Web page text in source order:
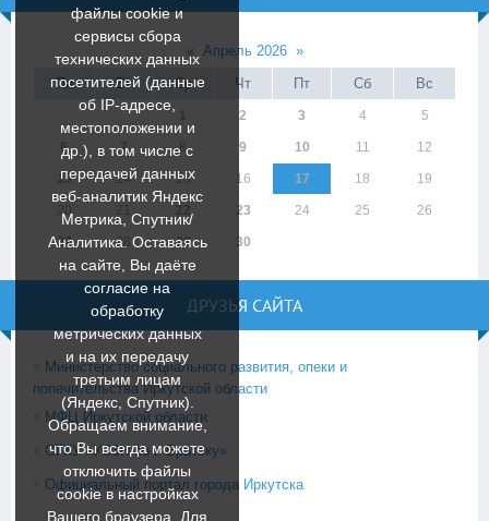
« Апрель 2026 »
Пн
Вт Ср Чт Пт Сб Вс
2 3 4 5
6 7 8 9 10 11 12
13 14 15 16 17 18 19
20 23 24 25 26
27 28 29 30
ДРУЗЬЯ САЙТА
Министерство социального развития, опеки и
попечительства Иркутской области
МФЦ Иркутской области
ОГКУ «УСЗН по г. Братску»
Официальный портал города Иркутска
файлы cookie и
сервисы сбора
технических данных
посетителей (данные
об IP-адресе,
местоположении и
др.), в том числе с
передачей данных
веб-аналитик Яндекс
Метрика, Спутник/
Аналитика. Оставаясь
на сайте, Вы даёте
согласие на
обработку
метрических данных
и на их передачу
третьим лицам
(Яндекс, Спутник).
Обращаем внимание,
что Вы всегда можете
отключить файлы
cookie в настройках
Вашего браузера. Для